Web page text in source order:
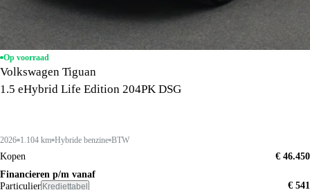
Op voorraad
Volkswagen Tiguan
1.5 eHybrid Life Edition 204PK DSG
2026 1.104 km Hybride benzine BTW
Kopen
€ 46.450
Financieren p/m vanaf
Particulier Krediettabel
€ 541